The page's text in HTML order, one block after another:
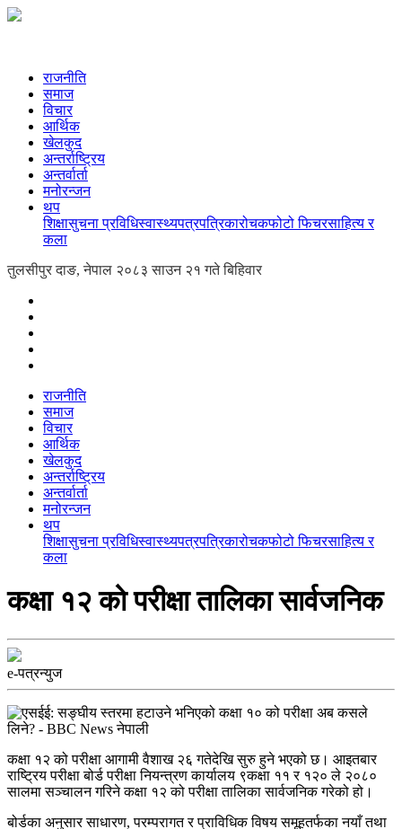
राजनीति
समाज
विचार
आर्थिक
खेलकुद
अन्तर्राष्ट्रिय
अन्तर्वार्ता
मनोरन्जन
थप
शिक्षासुचना प्रविधिस्वास्थ्यपत्रपत्रिकारोचकफोटो फिचरसाहित्य र
कला
तुलसीपुर दाङ, नेपाल २०८३ साउन २१ गते बिहिवार
राजनीति
समाज
विचार
आर्थिक
खेलकुद
अन्तर्राष्ट्रिय
अन्तर्वार्ता
मनोरन्जन
थप
शिक्षासुचना प्रविधिस्वास्थ्यपत्रपत्रिकारोचकफोटो फिचरसाहित्य र
कला
कक्षा १२ को परीक्षा तालिका सार्वजनिक
e-पत्रन्युज
कक्षा १२ को परीक्षा आगामी वैशाख २६ गतेदेखि सुरु हुने भएको छ। आइतबार
राष्ट्रिय परीक्षा बोर्ड परीक्षा नियन्त्रण कार्यालय ९कक्षा ११ र १२० ले २०८०
सालमा सञ्चालन गरिने कक्षा १२ को परीक्षा तालिका सार्वजनिक गरेको हो।
बोर्डका अनुसार साधारण, परम्परागत र प्राविधिक विषय समूहतर्फका नयाँ तथा